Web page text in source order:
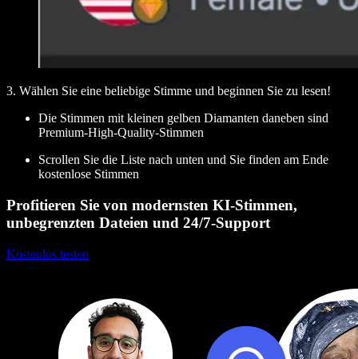
3. Wählen Sie eine beliebige Stimme und beginnen Sie zu lesen!
Die Stimmen mit kleinen gelben Diamanten daneben sind
Premium-High-Quality-Stimmen
Scrollen Sie die Liste nach unten und Sie finden am Ende
kostenlose Stimmen
Profitieren Sie von modernsten KI-Stimmen,
unbegrenzten Dateien und 24/7-Support
Kostenlos testen